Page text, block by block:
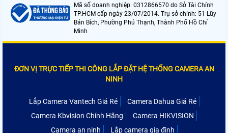
Mã số doanh nghiệp: 0312866570 do Sở Tài Chính
TP.HCM cấp ngày 23/07/2014. Trụ sở chính: 51 Lũy
Bán Bích, Phường Phú Thạnh, Thành Phố Hồ Chí
Minh
ĐƠN VỊ TRỰC TIẾP THI CÔNG LẮP ĐẶT HỆ THỐNG CAMERA AN
NINH
Lắp Camera Vantech Giá Rẻ
Camera Dahua Giá Rẻ
Camera Kbvision Chính Hãng
Camera HIKVISION
Camera an ninh
Lắp camera gia đình